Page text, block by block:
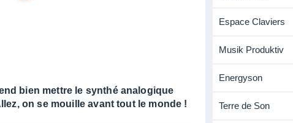
bien mettre le synthé analogique
on se mouille avant tout le monde !
Espace Claviers
Musik Produktiv
Energyson
Terre de Son